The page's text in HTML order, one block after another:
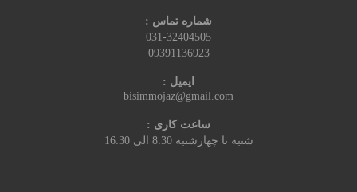
شماره تماس :
031-32404505
09391136923
ایمیل :
bisimmojaz@gmail.com
ساعت کاری :
شنبه تا چهارشنبه 8:30 الی 16:30